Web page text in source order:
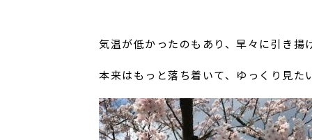
気温が低かったのもあり、早々に引き揚
本来はもっと落ち着いて、ゆっくり見た